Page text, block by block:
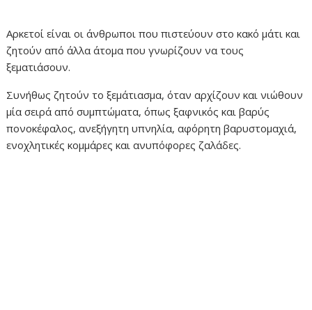
Αρκετοί είναι οι άνθρωποι που πιστεύουν στο κακό μάτι και
ζητούν από άλλα άτομα που γνωρίζουν να τους
ξεματιάσουν.
Συνήθως ζητούν το ξεμάτιασμα, όταν αρχίζουν και νιώθουν
μία σειρά από συμπτώματα, όπως ξαφνικός και βαρύς
πονοκέφαλος, ανεξήγητη υπνηλία, αφόρητη βαρυστομαχιά,
ενοχλητικές κομμάρες και ανυπόφορες ζαλάδες.